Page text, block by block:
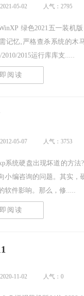
05-02 人气：2795
绿色2021五一装机
记忆,严格查杀系统的木
2010/2015运行库库支.....
阅读
05-07 人气：3753
系统硬盘出现坏道的方
小编咨询的问题。其实
软件影响。那么，修.....
阅读
11-02 人气：0